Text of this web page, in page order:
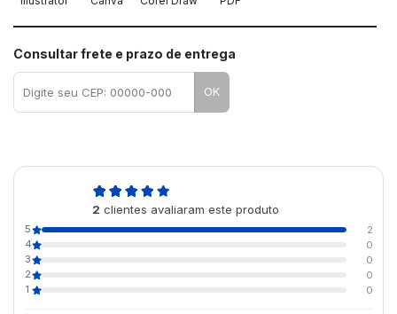
Consultar frete e prazo de entrega
OK
2 clientes avaliaram este produto
5
2
4
0
3
0
2
0
1
0